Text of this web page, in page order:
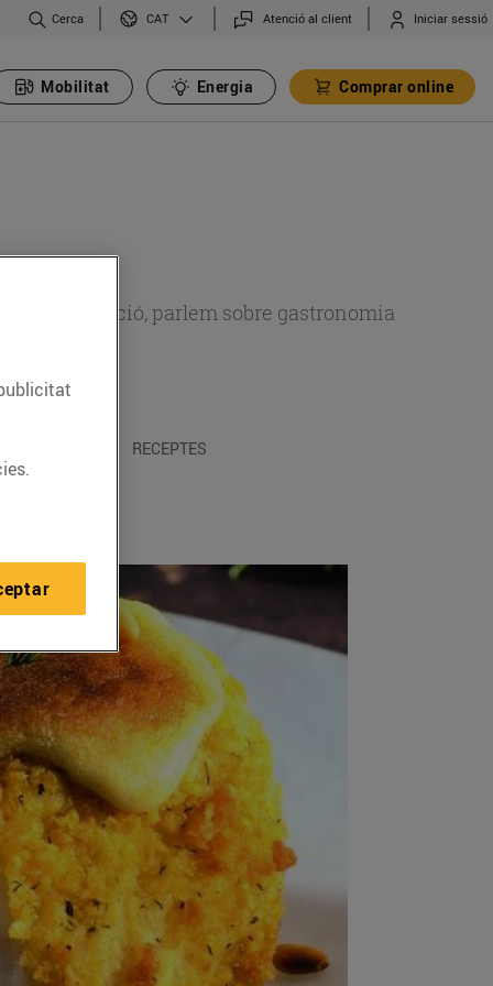
Cerca CAT Atenció al client Iniciar sessió
Mobilitat Energia Comprar online
alimentació, parlem sobre gastronomia
RECEPTES